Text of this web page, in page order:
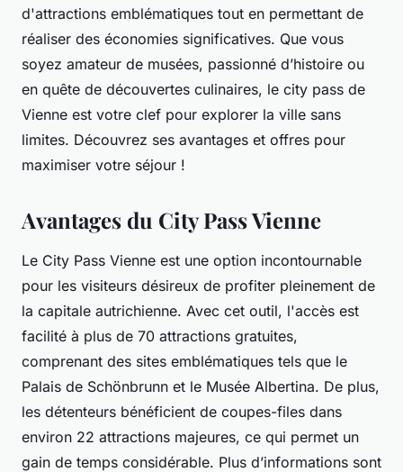
d'attractions emblématiques tout en permettant de
réaliser des économies significatives. Que vous
soyez amateur de musées, passionné d’histoire ou
en quête de découvertes culinaires, le city pass de
Vienne est votre clef pour explorer la ville sans
limites. Découvrez ses avantages et offres pour
maximiser votre séjour !
Avantages du City Pass Vienne
Le City Pass Vienne est une option incontournable
pour les visiteurs désireux de profiter pleinement de
la capitale autrichienne. Avec cet outil, l'accès est
facilité à plus de 70 attractions gratuites,
comprenant des sites emblématiques tels que le
Palais de Schönbrunn et le Musée Albertina. De plus,
les détenteurs bénéficient de coupes-files dans
environ 22 attractions majeures, ce qui permet un
gain de temps considérable. Plus d’informations sont